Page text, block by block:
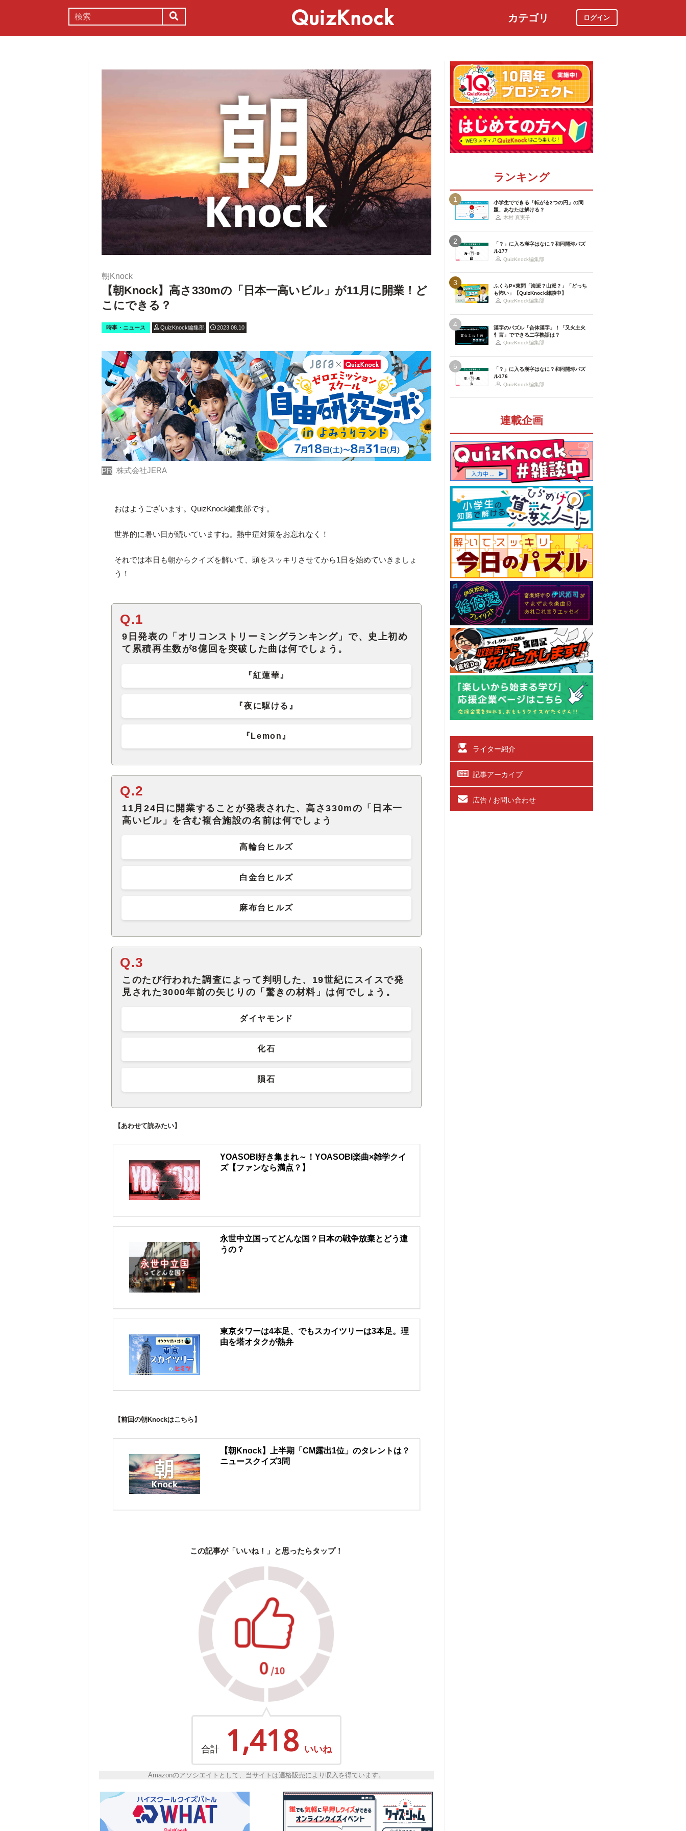
カテゴリ ログイン
朝Knock
【朝Knock】高さ330mの「日本一高いビル」が11月に開業！ど
こにできる？
時事・ニュース QuizKnock編集部 2023.08.10
PR 株式会社JERA
おはようございます。QuizKnock編集部です。
世界的に暑い日が続いていますね。熱中症対策をお忘れなく！
それでは本日も朝からクイズを解いて、頭をスッキリさせてから1日を始めていきましょ
う！
Q.1
9日発表の「オリコンストリーミングランキング」で、史上初め
て累積再生数が8億回を突破した曲は何でしょう。
『紅蓮華』
『夜に駆ける』
『Lemon』
Q.2
11月24日に開業することが発表された、高さ330mの「日本一
高いビル」を含む複合施設の名前は何でしょう
高輪台ヒルズ
白金台ヒルズ
麻布台ヒルズ
Q.3
このたび行われた調査によって判明した、19世紀にスイスで発
見された3000年前の矢じりの「驚きの材料」は何でしょう。
ダイヤモンド
化石
隕石
【あわせて読みたい】
YOASOBI好き集まれ～！YOASOBI楽曲×雑学クイ
ズ【ファンなら満点？】
永世中立国ってどんな国？日本の戦争放棄とどう違
うの？
東京タワーは4本足、でもスカイツリーは3本足。理
由を塔オタクが熱弁
【前回の朝Knockはこちら】
【朝Knock】上半期「CM露出1位」のタレントは？
ニュースクイズ3問
この記事が「いいね！」と思ったらタップ！
合計 1,418 いいね
Amazonのアソシエイトとして、当サイトは適格販売により収入を得ています。
ランキング
1
小学生でできる「転がる2つの円」の問
題、あなたは解ける？
木村 真実子
2
「？」に入る漢字はなに？和同開珎パズ
ル177
QuizKnock編集部
3
ふくらP×東問「海派？山派？」「どっち
も怖い」【QuizKnock雑談中】
QuizKnock編集部
4
漢字のパズル「合体漢字」！「又火土火
忄言」でできる二字熟語は？
QuizKnock編集部
5
「？」に入る漢字はなに？和同開珎パズ
ル176
QuizKnock編集部
連載企画
ライター紹介
記事アーカイブ
広告 / お問い合わせ